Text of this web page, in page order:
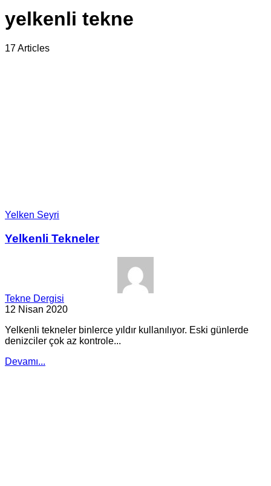
yelkenli tekne
17 Articles
Yelken Seyri
Yelkenli Tekneler
Tekne Dergisi
12 Nisan 2020
Yelkenli tekneler binlerce yıldır kullanılıyor. Eski günlerde
denizciler çok az kontrole...
Devamı...